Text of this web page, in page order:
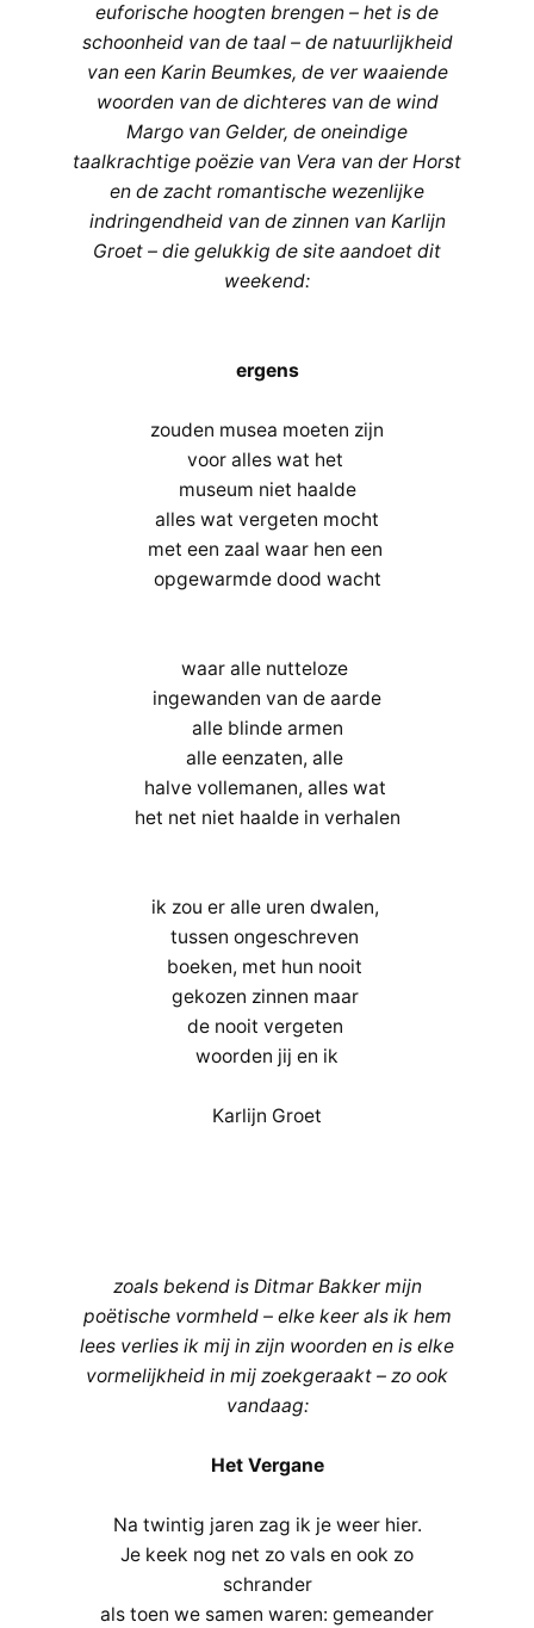
euforische hoogten brengen – het is de
schoonheid van de taal – de natuurlijkheid
van een Karin Beumkes, de ver waaiende
woorden van de dichteres van de wind
Margo van Gelder, de oneindige
taalkrachtige poëzie van Vera van der Horst
en de zacht romantische wezenlijke
indringendheid van de zinnen van Karlijn
Groet – die gelukkig de site aandoet dit
weekend:
ergens
zouden musea moeten zijn
voor alles wat het
museum niet haalde
alles wat vergeten mocht
met een zaal waar hen een
opgewarmde dood wacht
waar alle nutteloze
ingewanden van de aarde
alle blinde armen
alle eenzaten, alle
halve vollemanen, alles wat
het net niet haalde in verhalen
ik zou er alle uren dwalen,
tussen ongeschreven
boeken, met hun nooit
gekozen zinnen maar
de nooit vergeten
woorden jij en ik
Karlijn Groet
zoals bekend is Ditmar Bakker mijn
poëtische vormheld – elke keer als ik hem
lees verlies ik mij in zijn woorden en is elke
vormelijkheid in mij zoekgeraakt – zo ook
vandaag:
Het Vergane
Na twintig jaren zag ik je weer hier.
Je keek nog net zo vals en ook zo
schrander
als toen we samen waren: gemeander